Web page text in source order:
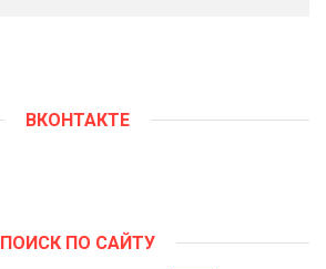
ВКОНТАКТЕ
ПОИСК ПО САЙТУ